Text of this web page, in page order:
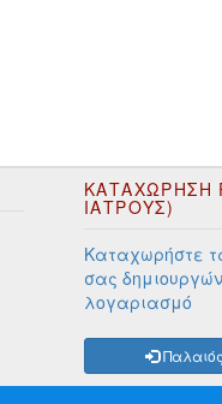
ΚΑΤΑΧΩΡΗΣΗ
ΙΑΤΡΟΥΣ)
Καταχωρήστε
σας
λογαριασμό